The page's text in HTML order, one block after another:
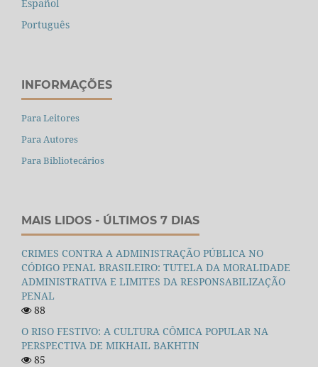
Español
Português
INFORMAÇÕES
Para Leitores
Para Autores
Para Bibliotecários
MAIS LIDOS - ÚLTIMOS 7 DIAS
CRIMES CONTRA A ADMINISTRAÇÃO PÚBLICA NO
CÓDIGO PENAL BRASILEIRO: TUTELA DA MORALIDADE
ADMINISTRATIVA E LIMITES DA RESPONSABILIZAÇÃO
PENAL
88
O RISO FESTIVO: A CULTURA CÔMICA POPULAR NA
PERSPECTIVA DE MIKHAIL BAKHTIN
85